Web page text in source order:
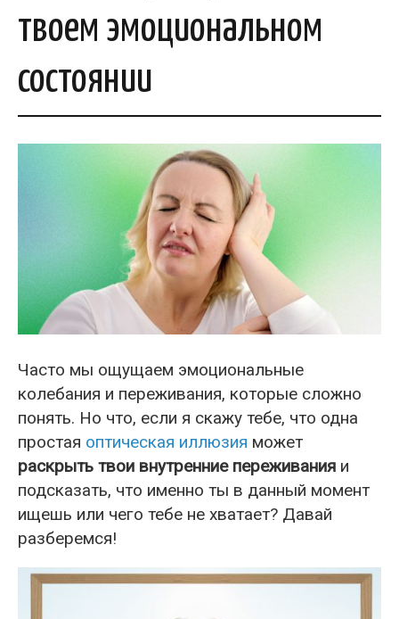
твоем эмоциональном
состоянии
Часто мы ощущаем эмоциональные
колебания и переживания, которые сложно
понять. Но что, если я скажу тебе, что одна
простая оптическая иллюзия может
раскрыть твои внутренние переживания и
подсказать, что именно ты в данный момент
ищешь или чего тебе не хватает? Давай
разберемся!